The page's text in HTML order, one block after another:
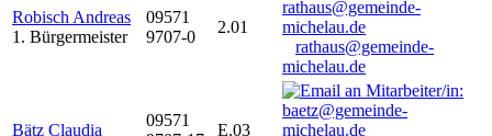
Robisch Andreas
1. Bürgermeister
09571
9707-0
2.01
rathaus@gemeinde-
michelau.de
Bätz Claudia
09571
E.03